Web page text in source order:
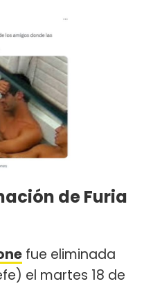
de Furia
fue eliminada
el martes 18 de